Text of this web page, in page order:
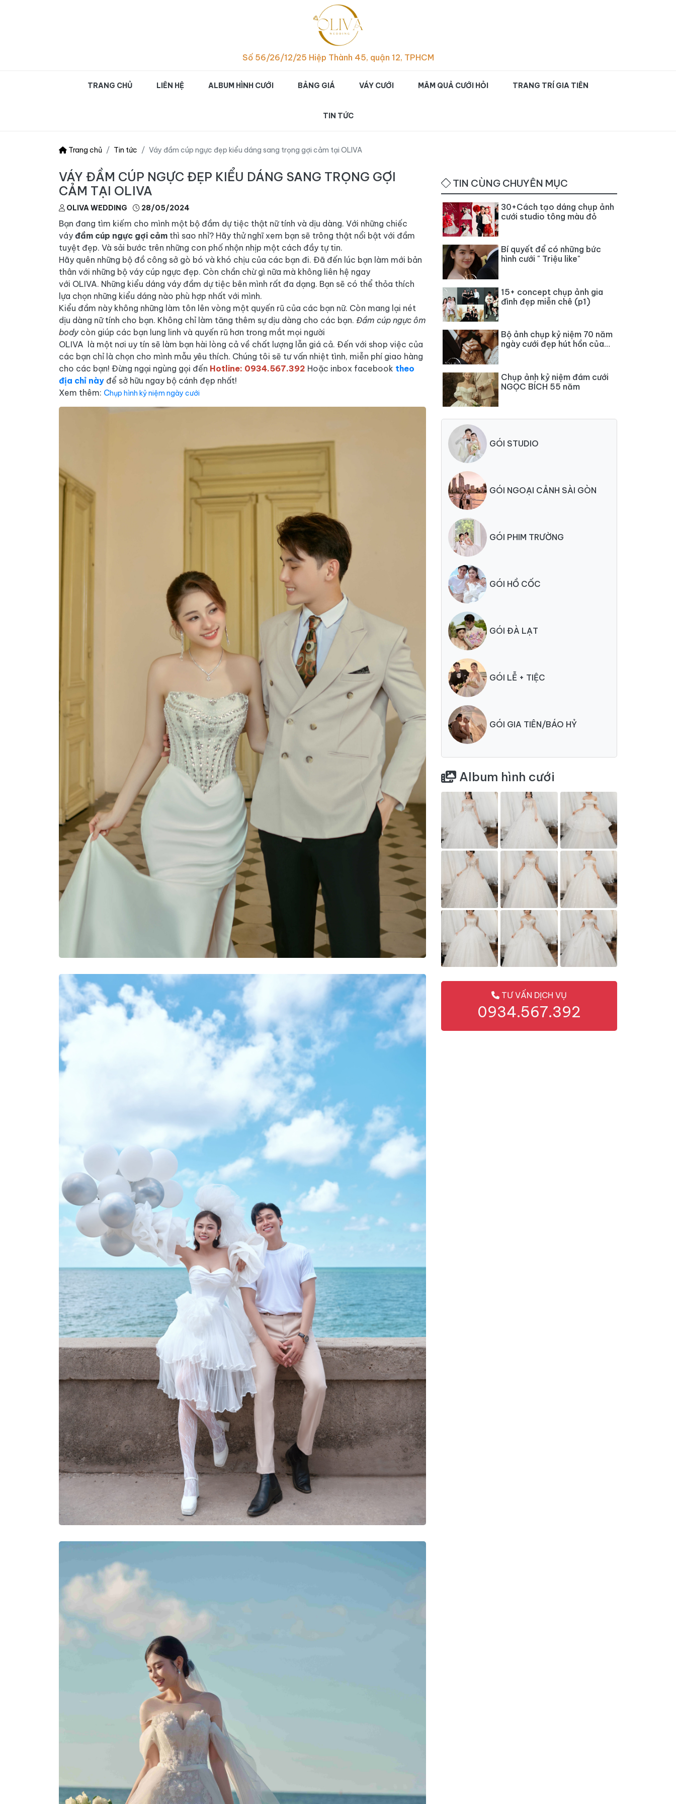
OLIVA WEDDING | Chụp hình cưới studio đẹp chuyên nghiệp TPHCM
Số 56/26/12/25 Hiệp Thành 45, quận 12, TPHCM
TRANG CHỦ LIÊN HỆ ALBUM HÌNH CƯỚI BẢNG GIÁ VÁY CƯỚI MÂM QUẢ CƯỚI HỎI TRANG TRÍ GIA TIÊN
TIN TỨC
Trang chủ Tin tức Váy đầm cúp ngực đẹp kiểu dáng sang trọng gợi cảm tại OLIVA
VÁY ĐẦM CÚP NGỰC ĐẸP KIỂU DÁNG SANG TRỌNG GỢI
CẢM TẠI OLIVA
OLIVA WEDDING 28/05/2024
Bạn đang tìm kiếm cho mình một bộ đầm dự tiệc thật nữ tính và dịu dàng. Với những chiếc
váy đầm cúp ngực gợi cảm thì sao nhỉ? Hãy thử nghĩ xem bạn sẽ trông thật nổi bật với đầm
tuyệt đẹp. Và sải bước trên những con phố nhộn nhịp một cách đầy tự tin.
Hãy quên những bộ đồ công sở gò bó và khó chịu của các bạn đi. Đã đến lúc bạn làm mới bản
thân với những bộ váy cúp ngực đẹp. Còn chần chừ gì nữa mà không liên hệ ngay
với OLIVA. Những kiểu dáng váy đầm dự tiệc bên mình rất đa dạng. Bạn sẽ có thể thỏa thích
lựa chọn những kiểu dáng nào phù hợp nhất với mình.
Kiểu đầm này không những làm tôn lên vòng một quyến rũ của các bạn nữ. Còn mang lại nét
dịu dàng nữ tính cho bạn. Không chỉ làm tăng thêm sự dịu dàng cho các bạn. Đầm cúp ngực ôm
bodycòn giúp các bạn lung linh và quyến rũ hơn trong mắt mọi người
OLIVA là một nơi uy tín sẽ làm bạn hài lòng cả về chất lượng lẫn giá cả. Đến với shop việc của
các bạn chỉ là chọn cho mình mẫu yêu thích. Chúng tôi sẽ tư vấn nhiệt tình, miễn phí giao hàng
cho các bạn! Đừng ngại ngùng gọi đến Hotline: 0934.567.392 Hoặc inbox facebook theo
địa chỉ này để sở hữu ngay bộ cánh đẹp nhất!
Xem thêm: Chụp hình kỷ niệm ngày cưới
TIN CÙNG CHUYÊN MỤC
30+Cách tạo dáng chụp ảnh
cưới studio tông màu đỏ
Bí quyết để có những bức
hình cưới " Triệu like"
15+ concept chụp ảnh gia
đình đẹp miễn chê (p1)
Bộ ảnh chụp kỷ niệm 70 năm
ngày cưới đẹp hút hồn của
Chụp ảnh kỷ niệm đám cưới
NGỌC BÍCH 55 năm
GÓI STUDIO
GÓI NGOẠI CẢNH SÀI GÒN
GÓI PHIM TRƯỜNG
GÓI HỒ CỐC
GÓI ĐÀ LẠT
GÓI LỄ + TIỆC
GÓI GIA TIÊN/BÁO HỶ
Album hình cưới
TƯ VẤN DỊCH VỤ
0934.567.392